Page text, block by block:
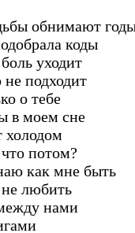
обнимают
коды
уходит
подходит
о тебе
в моем сне
холодом
потом?
как мне быть
не любить
нами